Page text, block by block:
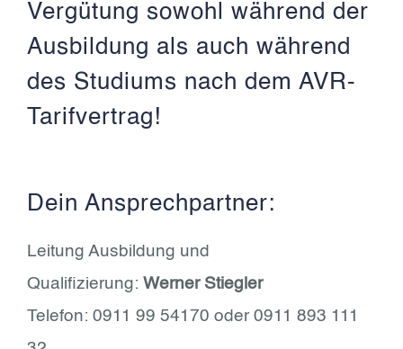
Vergütung sowohl während der
Ausbildung als auch während
des Studiums nach dem AVR-
Tarifvertrag!
Dein Ansprechpartner:
Leitung Ausbildung und
Qualifizierung: Werner Stiegler
Telefon: 0911 99 54170 oder 0911 893 111